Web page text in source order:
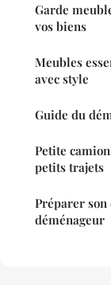
Garde
vos biens
Meubles
avec style
Guide du
Petite
petits trajets
Préparer son
déménageur